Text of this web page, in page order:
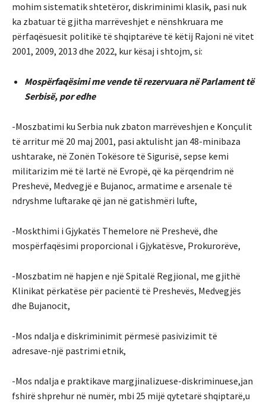
mohim sistematik shtetëror, diskriminimi klasik, pasi nuk
ka zbatuar të gjitha marrëveshjet e nënshkruara me
përfaqësuesit politikë të shqiptarëve të këtij Rajoni në vitet
2001, 2009, 2013 dhe 2022, kur kësaj i shtojm, si:
Mospërfaqësimi me vende të rezervuara në Parlament të
Serbisë, por edhe
-Moszbatimi ku Serbia nuk zbaton marrëveshjen e Konçulit
të arritur më 20 maj 2001, pasi aktulisht jan 48-minibaza
ushtarake, në Zonën Tokësore të Sigurisë, sepse kemi
militarizim më të lartë në Evropë, që ka përqendrim në
Preshevë, Medvegjë e Bujanoc, armatime e arsenale të
ndryshme luftarake që jan në gatishmëri lufte,
-Moskthimi i Gjykatës Themelore në Preshevë, dhe
mospërfaqësimi proporcional i Gjykatësve, Prokurorëve,
-Moszbatim në hapjen e një Spitalë Regjional, me gjithë
Klinikat përkatëse për pacientë të Preshevës, Medvegjës
dhe Bujanocit,
-Mos ndalja e diskriminimit përmesë pasivizimit të
adresave-një pastrimi etnik,
-Mos ndalja e praktikave margjinalizuese-diskriminuese,jan
fshirë shprehur në numër, mbi 25 mijë qytetarë shqiptarë,u